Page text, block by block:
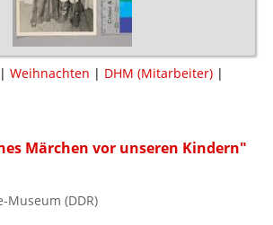
| Weihnachten | DHM (Mitarbeiter) |
Märchen vor unseren Kindern"
Museum (DDR)